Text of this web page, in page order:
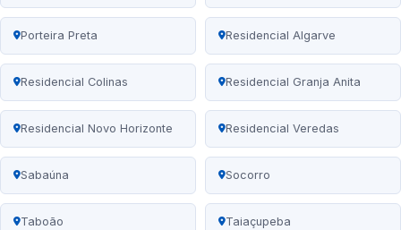
Porteira Preta Residencial Algarve
Residencial Colinas Residencial Granja Anita
Residencial Novo Horizonte Residencial Veredas
Sabaúna Socorro
Taboão Taiaçupeba